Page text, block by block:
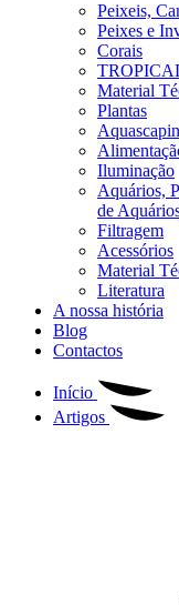
Peixeis,
Peixes e
Corais
Material
Plantas
Iluminação
Aquários,
de
Filtragem
Acessórios
Material
Literatura
A nossa história
Blog
Contactos
Início
Artigos